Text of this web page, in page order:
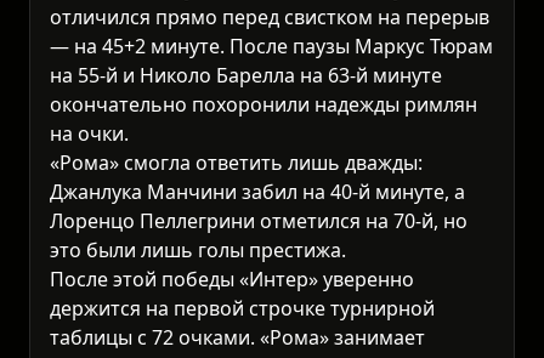
отличился прямо перед свистком на перерыв
— на 45+2 минуте. После паузы Маркус Тюрам
на 55-й и Николо Барелла на 63-й минуте
окончательно похоронили надежды римлян
на очки.
«Рома» смогла ответить лишь дважды:
Джанлука Манчини забил на 40-й минуте, а
Лоренцо Пеллегрини отметился на 70-й, но
это были лишь голы престижа.
После этой победы «Интер» уверенно
держится на первой строчке турнирной
таблицы с 72 очками. «Рома» занимает